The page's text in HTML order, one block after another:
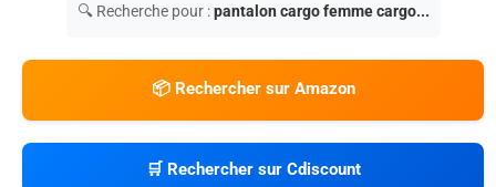
🔍 Recherche pour :pantalon cargo femme cargo...
📦 Rechercher sur Amazon
🛒 Rechercher sur Cdiscount